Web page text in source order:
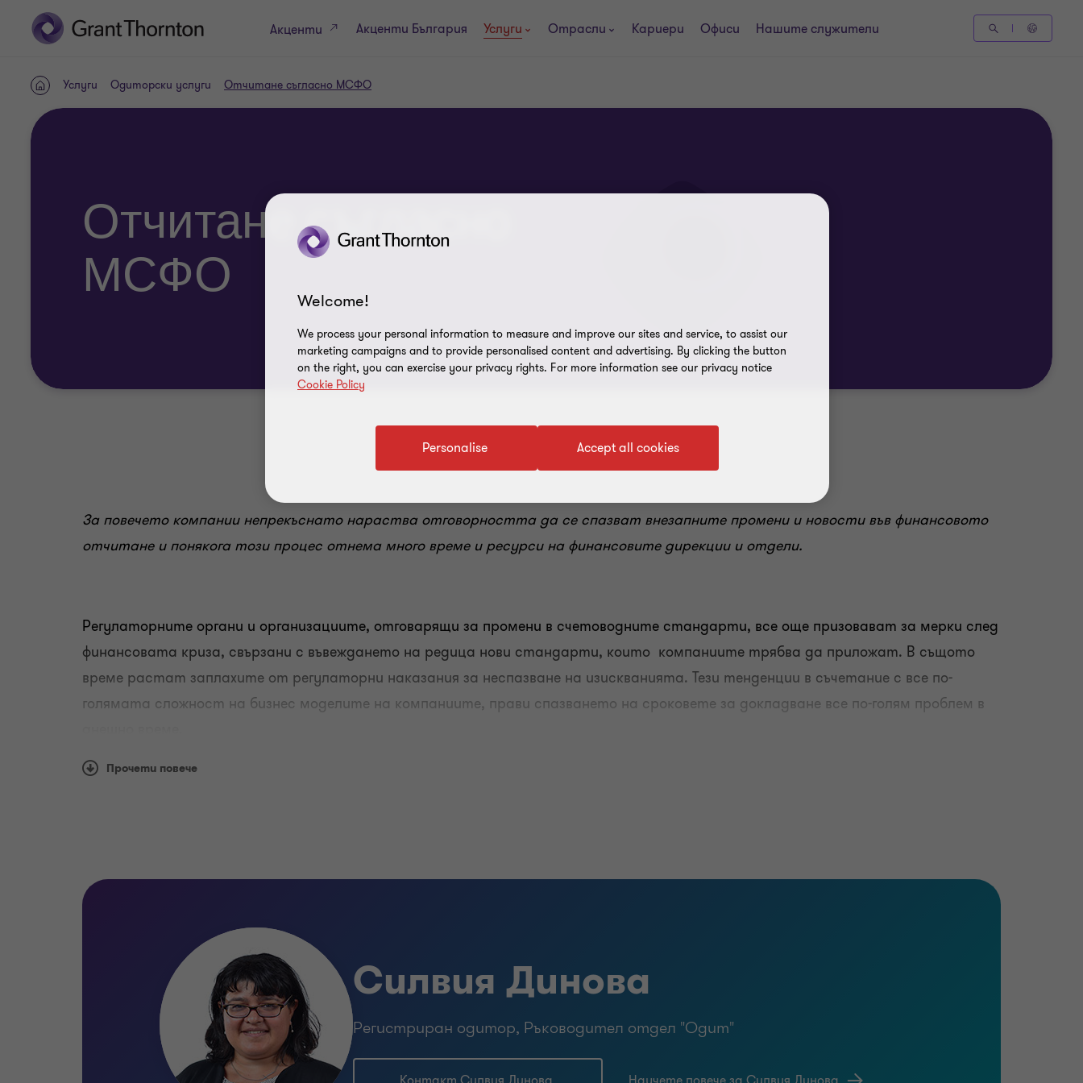
Акценти Акценти България Услуги Отрасли Кариери Офиси Нашите служители
Начална
Страница
Услуги Одиторски услуги Отчитане съгласно МСФО
Отчитане съгласно
МСФО
За повечето компании непрекъснато нараства отговорността да се спазват внезапните промени и новости във финансовото
отчитане и понякога този процес отнема много време и ресурси на финансовите дирекции и отдели.
Регулаторните органи и организациите, отговарящи за промени в счетоводните стандарти, все още призовават за мерки след
финансовата криза, свързани с въвеждането на редица нови стандарти, които компаниите трябва да приложат. В същото
време растат заплахите от регулаторни наказания за неспазване на изискванията. Тези тенденции в съчетание с все по-
голямата сложност на бизнес моделите на компаниите, прави спазването на сроковете за докладване все по-голям проблем в
разбирането за предстоящите промени в финансовите отчети е от ключово значение за гарантиране на доверието, което им
промените в стандартите за финансово отчитане, е предизвикателство и неоправдано висок разход, ако не ви трябват
необходимите експертни познания целогодишно.
Какво предлагаме
Прочети повече
Силвия Динова
Регистриран одитор, Ръководител отдел "Одит"
Welcome!
We process your personal information to measure and improve our sites and service, to assist our
marketing campaigns and to provide personalised content and advertising. By clicking the button
on the right, you can exercise your privacy rights. For more information see our privacy notice
Cookie Policy
Accept all cookies
Personalise